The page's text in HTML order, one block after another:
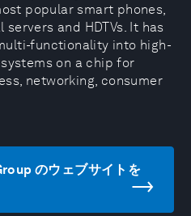
popular smart phones,
and HDTVs. It has
functionality into high-
on a chip for
networking, consumer
のウェブサイトを